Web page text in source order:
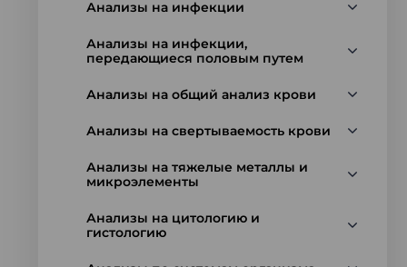
Анализы на инфекции
Анализы на инфекции,
передающиеся половым путем
Анализы на общий анализ крови
Анализы на свертываемость крови
Анализы на тяжелые металлы и
микроэлементы
Анализы на цитологию и
гистологию